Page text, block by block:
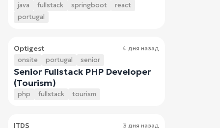
java fullstack springboot
react
portugal
Optigest 4 дня назад
onsite portugal senior
Senior Fullstack PHP Developer
(Tourism)
php fullstack tourism
ITDS 3 дня назад